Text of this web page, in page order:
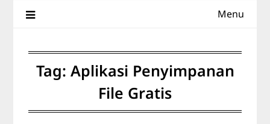
Menu
Tag: Aplikasi Penyimpanan
File Gratis